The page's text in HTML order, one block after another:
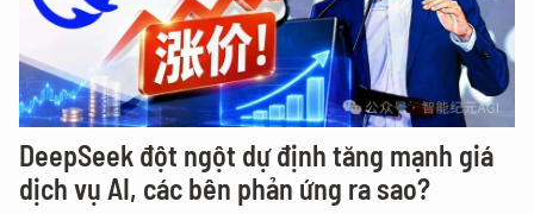
DeepSeek đột ngột dự định tăng mạnh giá
dịch vụ AI, các bên phản ứng ra sao?